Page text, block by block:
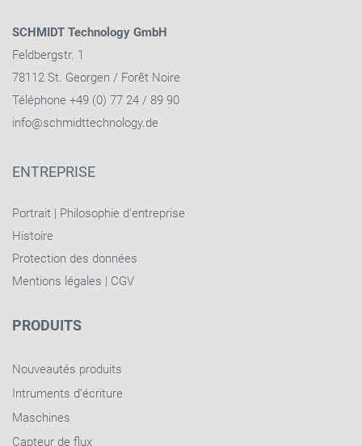
SCHMIDT Technology GmbH
Feldbergstr. 1
78112 St. Georgen / Forêt Noire
Téléphone +49 (0) 77 24 / 89 90
info@schmidttechnology.de
ENTREPRISE
Portrait | Philosophie d'entreprise
Histoire
Protection des données
Mentions légales | CGV
PRODUITS
Nouveautés produits
Intruments d‘écriture
Maschines
Capteur de flux